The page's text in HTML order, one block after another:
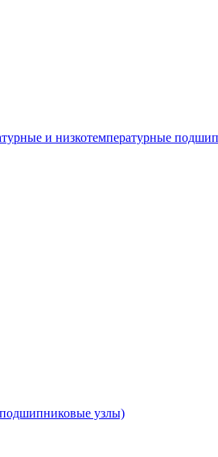
и низкотемпературные
узлы)